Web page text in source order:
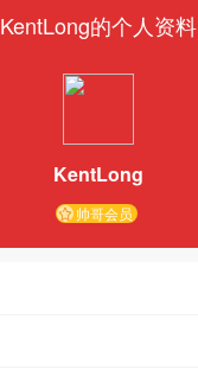
KentLong的个人资料
KentLong
帅哥会员